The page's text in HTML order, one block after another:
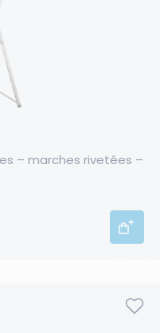
– marches rivetées –